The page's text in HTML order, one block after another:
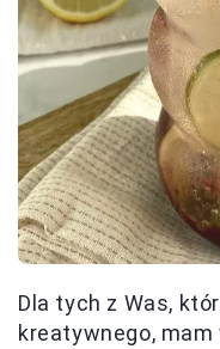
Dla tych z Was,
kreatywnego, mam